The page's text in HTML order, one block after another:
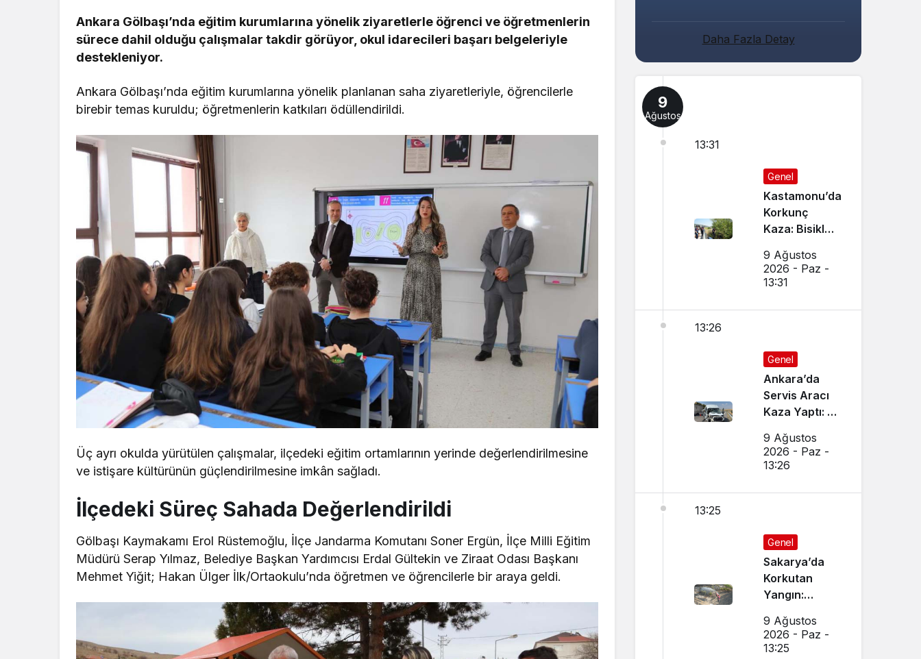
Ankara Gölbaşı’nda eğitim kurumlarına yönelik ziyaretlerle öğrenci ve öğretmenlerin
sürece dahil olduğu çalışmalar takdir görüyor, okul idarecileri başarı belgeleriyle
destekleniyor.
Ankara Gölbaşı’nda eğitim kurumlarına yönelik planlanan saha ziyaretleriyle, öğrencilerle
birebir temas kuruldu; öğretmenlerin katkıları ödüllendirildi.
Üç ayrı okulda yürütülen çalışmalar, ilçedeki eğitim ortamlarının yerinde değerlendirilmesine
ve istişare kültürünün güçlendirilmesine imkân sağladı.
İlçedeki Süreç Sahada Değerlendirildi
Gölbaşı Kaymakamı Erol Rüstemoğlu, İlçe Jandarma Komutanı Soner Ergün, İlçe Milli Eğitim
Müdürü Serap Yılmaz, Belediye Başkan Yardımcısı Erdal Gültekin ve Ziraat Odası Başkanı
Mehmet Yiğit; Hakan Ülger İlk/Ortaokulu’nda öğretmen ve öğrencilerle bir araya geldi.
Daha Fazla Detay
9
Ağustos
13:31
Genel
Kastamonu’da
Korkunç
Kaza: Bisiklet
Ağaç Altında
Ölü Bulundu
9 Ağustos
2026 - Paz -
13:31
13:26
Genel
Ankara’da
Servis Aracı
Kaza Yaptı: 1’i
9 Ağustos
2026 - Paz -
13:26
13:25
Genel
Sakarya’da
Korkutan
Yangın:
Vatandaşlar
Seferber Oldu
9 Ağustos
2026 - Paz -
13:25